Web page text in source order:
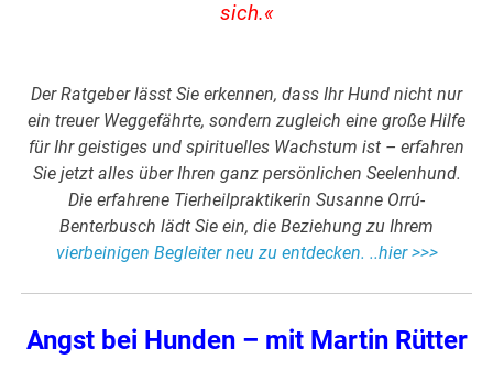
sich.«
Der Ratgeber lässt Sie erkennen, dass Ihr Hund nicht nur
ein treuer Weggefährte, sondern zugleich eine große Hilfe
für Ihr geistiges und spirituelles Wachstum ist – erfahren
Sie jetzt alles über Ihren ganz persönlichen Seelenhund.
Die erfahrene Tierheilpraktikerin Susanne Orrú-
Benterbusch lädt Sie ein, die Beziehung zu Ihrem
vierbeinigen Begleiter neu zu entdecken. ..hier >>>
Angst bei Hunden – mit Martin Rütter